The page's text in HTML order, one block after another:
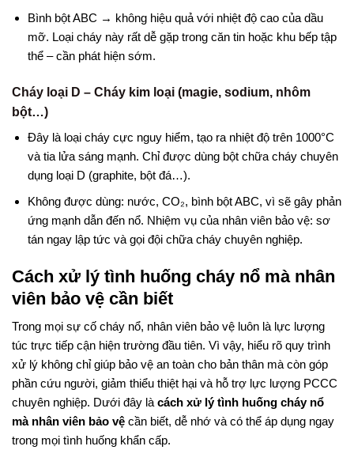
Bình bột ABC → không hiệu quả với nhiệt độ cao của dầu
mỡ. Loại cháy này rất dễ gặp trong căn tin hoặc khu bếp tập
thể – cần phát hiện sớm.
Cháy loại D – Cháy kim loại (magie, sodium, nhôm
bột…)
Đây là loại cháy cực nguy hiểm, tạo ra nhiệt độ trên 1000°C
và tia lửa sáng mạnh. Chỉ được dùng bột chữa cháy chuyên
dụng loại D (graphite, bột đá…).
Không được dùng: nước, CO₂, bình bột ABC, vì sẽ gây phản
ứng mạnh dẫn đến nổ. Nhiệm vụ của nhân viên bảo vệ: sơ
tán ngay lập tức và gọi đội chữa cháy chuyên nghiệp.
Cách xử lý tình huống cháy nổ mà nhân
viên bảo vệ cần biết
Trong mọi sự cố cháy nổ, nhân viên bảo vệ luôn là lực lượng
túc trực tiếp cận hiện trường đầu tiên. Vì vậy, hiểu rõ quy trình
xử lý không chỉ giúp bảo vệ an toàn cho bản thân mà còn góp
phần cứu người, giảm thiểu thiệt hại và hỗ trợ lực lượng PCCC
chuyên nghiệp. Dưới đây là cách xử lý tình huống cháy nổ
mà nhân viên bảo vệ cần biết, dễ nhớ và có thể áp dụng ngay
trong mọi tình huống khẩn cấp.